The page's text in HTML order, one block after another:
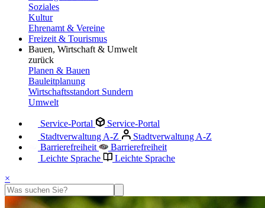
Soziales
Kultur
Ehrenamt & Vereine
Freizeit & Tourismus
Bauen, Wirtschaft & Umwelt
zurück
Planen & Bauen
Bauleitplanung
Wirtschaftsstandort Sundern
Umwelt
Service-Portal
Service-Portal
Stadtverwaltung A-Z
Stadtverwaltung A-Z
Barrierefreiheit
Barrierefreiheit
Leichte Sprache
Leichte Sprache
×